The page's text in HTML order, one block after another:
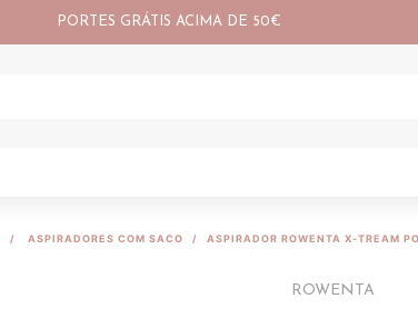
PORTES GRÁTIS ACIMA DE 50€
ASPIRADORES COM SACO ASPIRADOR ROWENTA X-TREAM
ROWENTA